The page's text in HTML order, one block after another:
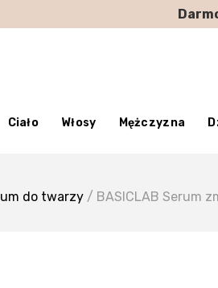
Ciało Włosy Mężczyzna
do twarzy / BASICLAB Serum